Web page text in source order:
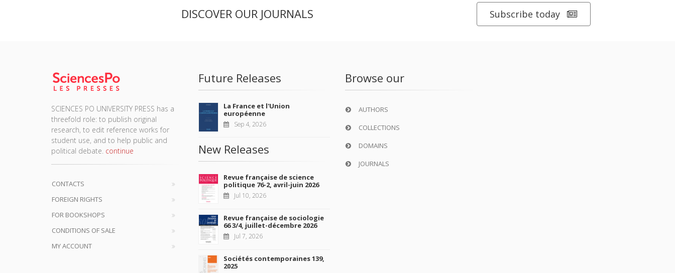
DISCOVER OUR JOURNALS Subscribe today
SCIENCES PO UNIVERSITY PRESS has a
threefold role: to publish original
research, to edit reference works for
student use, and to help public and
political debate. continue
CONTACTS
FOREIGN RIGHTS
FOR BOOKSHOPS
CONDITIONS OF SALE
MY ACCOUNT
Future Releases
La France et l'Union
européenne
Sep 4, 2026
New Releases
Revue française de science
politique 76-2, avril-juin 2026
Jul 10, 2026
Revue française de sociologie
66 3/4, juillet-décembre 2026
Jul 7, 2026
Sociétés contemporaines 139,
2025
Browse our
AUTHORS
COLLECTIONS
DOMAINS
JOURNALS